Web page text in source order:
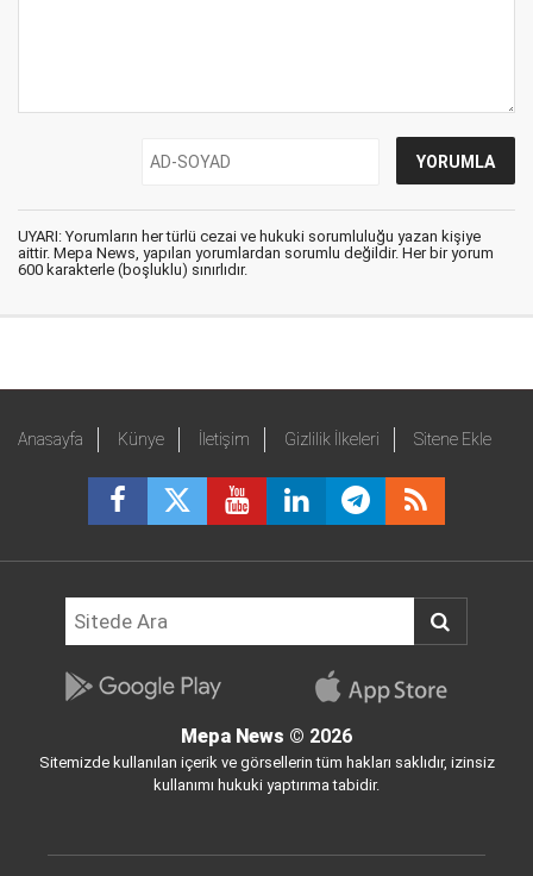
UYARI: Yorumların her türlü cezai ve hukuki sorumluluğu yazan kişiye
aittir. Mepa News, yapılan yorumlardan sorumlu değildir. Her bir yorum
600 karakterle (boşluklu) sınırlıdır.
Anasayfa Künye İletişim Gizlilik İlkeleri Sitene Ekle
Mepa News © 2026
Sitemizde kullanılan içerik ve görsellerin tüm hakları saklıdır, izinsiz
kullanımı hukuki yaptırıma tabidir.